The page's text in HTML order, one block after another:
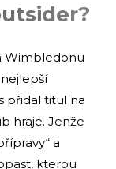
Wimbledonu
přidal titul na
hraje. Jenže
a
kterou